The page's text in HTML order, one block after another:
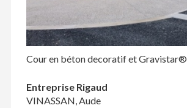
Cour en béton decoratif et Gravistar®
Entreprise Rigaud
VINASSAN, Aude